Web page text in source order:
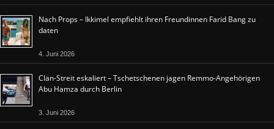
Nach Props – Ikkimel empfiehlt ihren Freundinnen Farid Bang zu
daten
4. Juni 2026
Clan-Streit eskaliert – Tschetschenen jagen Remmo-Angehörigen
Abu Hamza durch Berlin
3. Juni 2026